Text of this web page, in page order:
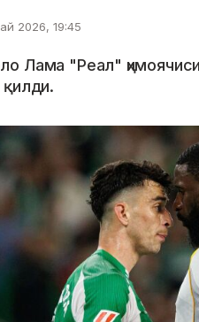
2026, 19:45
Лама "Реал"